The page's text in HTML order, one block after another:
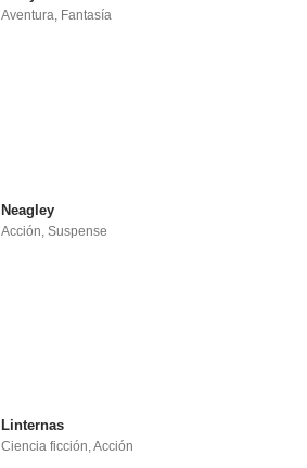
Aventura, Fantasía
Neagley
Acción ,Suspense
Linternas
Ciencia ficción,Acción